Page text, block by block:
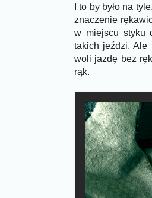
I to by było na
znaczenie
w miejscu styku
takich jeździ. Ale
woli jazdę bez
rąk.